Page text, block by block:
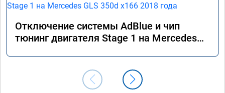
Отключение системы AdBlue и чип
тюнинг двигателя Stage 1 на Mercedes